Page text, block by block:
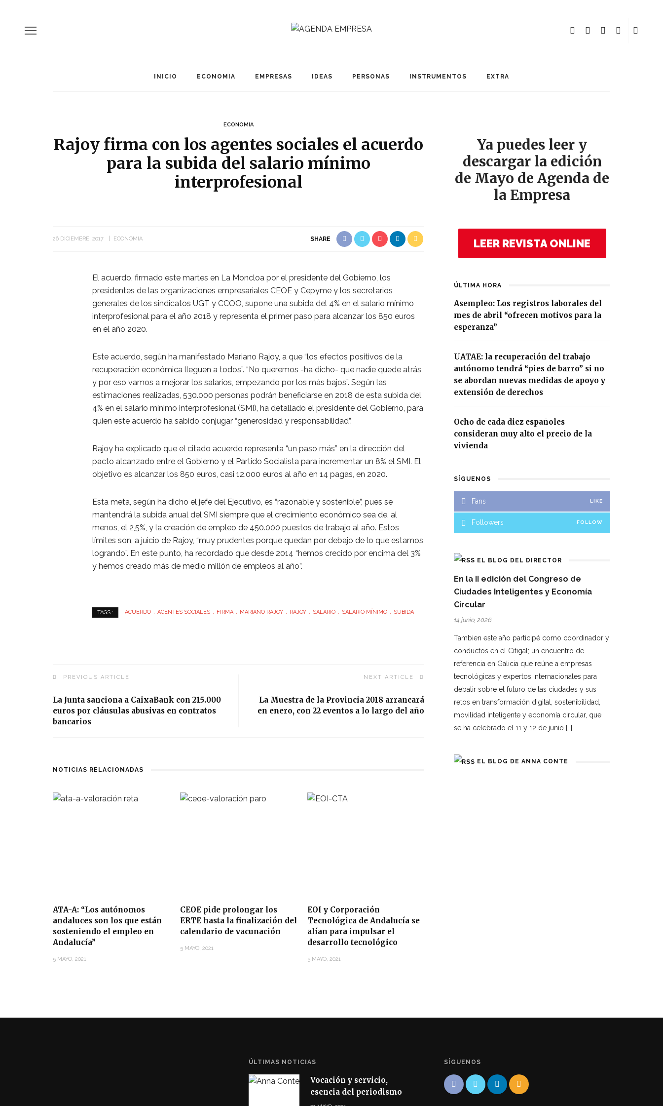
INICIO ECONOMIA EMPRESAS IDEAS PERSONAS INSTRUMENTOS EXTRA
ECONOMIA
Rajoy firma con los agentes sociales el acuerdo
para la subida del salario mínimo
interprofesional
26 DICIEMBRE, 2017 ECONOMIA SHARE
El acuerdo, firmado este martes en La Moncloa por el presidente del Gobierno, los
presidentes de las organizaciones empresariales CEOE y Cepyme y los secretarios
generales de los sindicatos UGT y CCOO, supone una subida del 4% en el salario mínimo
interprofesional para el año 2018 y representa el primer paso para alcanzar los 850 euros
en el año 2020.
Este acuerdo, según ha manifestado Mariano Rajoy, a que “los efectos positivos de la
recuperación económica lleguen a todos”. “No queremos -ha dicho- que nadie quede atrás
y por eso vamos a mejorar los salarios, empezando por los más bajos”. Según las
estimaciones realizadas, 530.000 personas podrán beneficiarse en 2018 de esta subida del
4% en el salario mínimo interprofesional (SMI), ha detallado el presidente del Gobierno, para
quien este acuerdo ha sabido conjugar “generosidad y responsabilidad”.
Rajoy ha explicado que el citado acuerdo representa “un paso más” en la dirección del
pacto alcanzado entre el Gobierno y el Partido Socialista para incrementar un 8% el SMI. El
objetivo es alcanzar los 850 euros, casi 12.000 euros al año en 14 pagas, en 2020.
Esta meta, según ha dicho el jefe del Ejecutivo, es “razonable y sostenible”, pues se
mantendrá la subida anual del SMI siempre que el crecimiento económico sea de, al
menos, el 2,5%, y la creación de empleo de 450.000 puestos de trabajo al año. Estos
límites son, a juicio de Rajoy, “muy prudentes porque quedan por debajo de lo que estamos
logrando”. En este punto, ha recordado que desde 2014 “hemos crecido por encima del 3%
y hemos creado más de medio millón de empleos al año”.
TAGS : ACUERDO AGENTES SOCIALES FIRMA MARIANO RAJOY RAJOY SALARIO SALARIO MÍNIMO SUBIDA
PREVIOUS ARTICLE
La Junta sanciona a CaixaBank con 215.000
euros por cláusulas abusivas en contratos
bancarios
NEXT ARTICLE
La Muestra de la Provincia 2018 arrancará
en enero, con 22 eventos a lo largo del año
NOTICIAS RELACIONADAS
ATA-A: “Los autónomos
andaluces son los que están
sosteniendo el empleo en
Andalucía”
5 MAYO, 2021
CEOE pide prolongar los
ERTE hasta la finalización del
calendario de vacunación
5 MAYO, 2021
EOI y Corporación
Tecnológica de Andalucía se
alían para impulsar el
desarrollo tecnológico
5 MAYO, 2021
Ya puedes leer y
descargar la edición
de Mayo de Agenda de
la Empresa
LEER REVISTA ONLINE
ÚLTIMA HORA
Asempleo: Los registros laborales del
mes de abril “ofrecen motivos para la
esperanza”
UATAE: la recuperación del trabajo
autónomo tendrá “pies de barro” si no
se abordan nuevas medidas de apoyo y
extensión de derechos
Ocho de cada diez españoles
consideran muy alto el precio de la
vivienda
SÍGUENOS
Fans LIKE
Followers FOLLOW
EL BLOG DEL DIRECTOR
En la II edición del Congreso de
Ciudades Inteligentes y Economía
Circular
14 junio, 2026
Tambien este año participé como coordinador y
conductos en el Citigal; un encuentro de
referencia en Galicia que reúne a empresas
tecnológicas y expertos internacionales para
debatir sobre el futuro de las ciudades y sus
retos en transformación digital, sostenibilidad,
movilidad inteligente y economía circular, que
se ha celebrado el 11 y 12 de junio […]
EL BLOG DE ANNA CONTE
ÚLTIMAS NOTICIAS
Vocación y servicio,
esencia del periodismo
SÍGUENOS